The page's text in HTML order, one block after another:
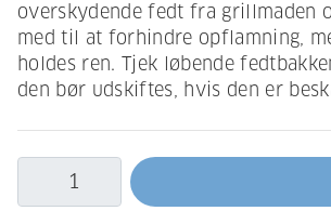
overskydende fedt fra grillmaden
med til at forhindre opflamning,
holdes ren. Tjek løbende
den bør udskiftes, hvis den er